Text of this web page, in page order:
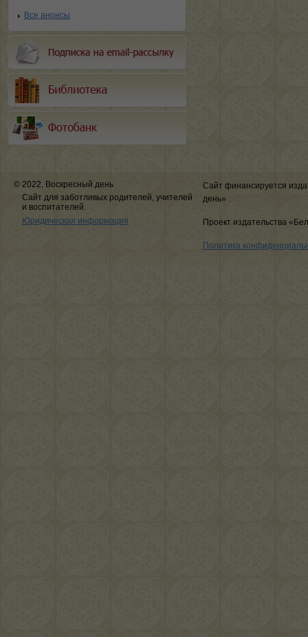
Все анонсы
© 2022, Воскресный день
Сайт для заботливых родителей, учителей
и воспитателей.
Юридическая информация
Сайт финансируется
день»
Проект издательства
Политика